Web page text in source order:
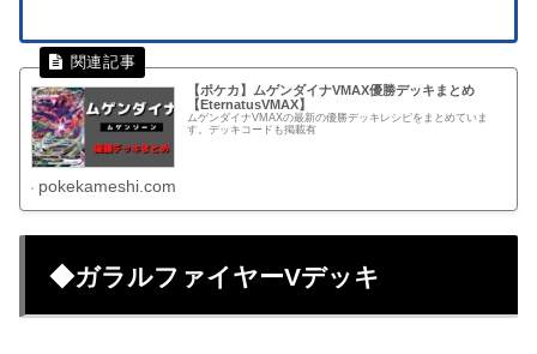
【ポケカ】ムゲンダイナVMAX優勝デッキまとめ
【EternatusVMAX】
ムゲンダイナVMAXの最新の優勝デッキレシピをまとめていま
す。デッキコードも掲載有
pokekameshi.com
◆ガラルファイヤーVデッキ